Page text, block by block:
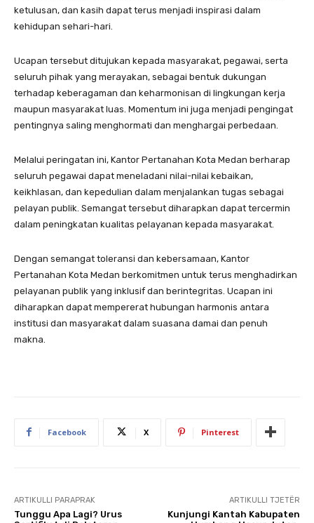
ketulusan, dan kasih dapat terus menjadi inspirasi dalam
kehidupan sehari-hari.
Ucapan tersebut ditujukan kepada masyarakat, pegawai, serta
seluruh pihak yang merayakan, sebagai bentuk dukungan
terhadap keberagaman dan keharmonisan di lingkungan kerja
maupun masyarakat luas. Momentum ini juga menjadi pengingat
pentingnya saling menghormati dan menghargai perbedaan.
Melalui peringatan ini, Kantor Pertanahan Kota Medan berharap
seluruh pegawai dapat meneladani nilai-nilai kebaikan,
keikhlasan, dan kepedulian dalam menjalankan tugas sebagai
pelayan publik. Semangat tersebut diharapkan dapat tercermin
dalam peningkatan kualitas pelayanan kepada masyarakat.
Dengan semangat toleransi dan kebersamaan, Kantor
Pertanahan Kota Medan berkomitmen untuk terus menghadirkan
pelayanan publik yang inklusif dan berintegritas. Ucapan ini
diharapkan dapat mempererat hubungan harmonis antara
institusi dan masyarakat dalam suasana damai dan penuh
makna.
Facebook X Pinterest
ARTIKULLI PARAPRAK
Tunggu Apa Lagi? Urus
ARTIKULLI TJETËR
Kunjungi Kantah Kabupaten